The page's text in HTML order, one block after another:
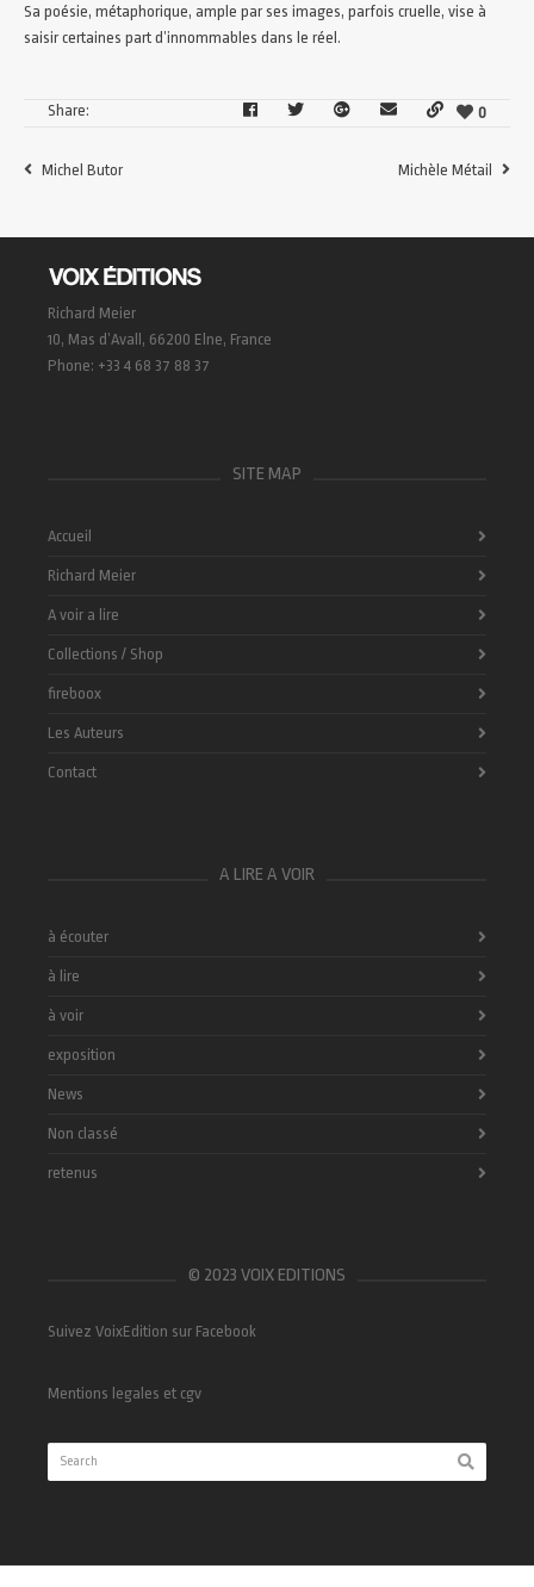
Sa poésie, métaphorique, ample par ses images, parfois cruelle, vise à
saisir certaines part d’innommables dans le réel.
Share: 0
Michel Butor Michèle Métail
Richard Meier
10, Mas d’Avall, 66200 Elne, France
Phone: +33 4 68 37 88 37
SITE MAP
Accueil
Richard Meier
A voir a lire
Collections / Shop
fireboox
Les Auteurs
Contact
A LIRE A VOIR
à écouter
à lire
à voir
exposition
News
Non classé
retenus
© 2023 VOIX EDITIONS
Suivez VoixEdition sur Facebook
Mentions legales et cgv